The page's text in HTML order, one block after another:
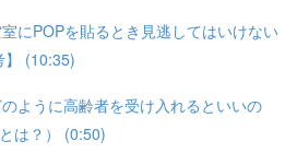
にPOPを貼るとき見逃してはいけない
】 (10:35)
ように高齢者を受け入れるといいの
は？） (0:50)